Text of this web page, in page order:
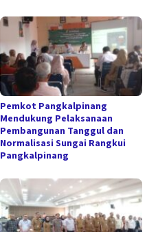
Pemkot Pangkalpinang
Mendukung Pelaksanaan
Pembangunan Tanggul dan
Normalisasi Sungai Rangkui
Pangkalpinang